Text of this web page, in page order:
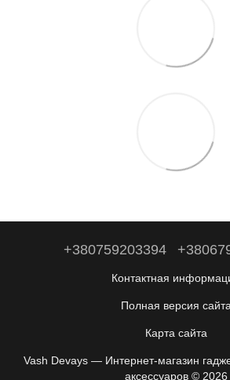
+380759203394
Контактная
Полная версия сайта
Карта сайта
Vash Devays — Интернет-магазин
аксессуаров © 2026